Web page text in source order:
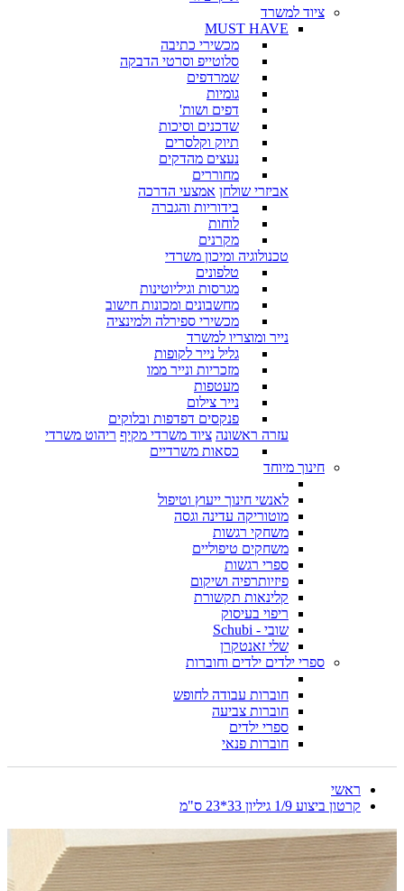
ציוד למשרד
MUST HAVE
מכשירי כתיבה
סלוטייפ וסרטי הדבקה
שמרדפים
גומיות
דפים ושות'
שדכנים וסיכות
תיוק וקלסרים
נעצים מהדקים
מחוררים
אביזרי שולחן אמצעי הדרכה
בידוריות והגברה
לוחות
מקרנים
טכנולוגיה ומיכון משרדי
טלפונים
מגרסות וגיליוטינות
מחשבונים ומכונות חישוב
מכשירי ספירלה ולמינציה
נייר ומוצריו למשרד
גליל נייר לקופות
מזכריות ונייר ממו
מעטפות
נייר צילום
פנקסים דפדפות ובלוקים
עזרה ראשונה ציוד משרדי מקיף ריהוט משרדי
כסאות משרדיים
חינוך מיוחד
לאנשי חינוך ייעוץ וטיפול
מוטוריקה עדינה וגסה
משחקי רגשות
משחקים טיפוליים
ספרי רגשות
פיזיותרפיה ושיקום
קלינאות תקשורת
ריפוי בעיסוק
שובי - Schubi
שלי זאנטקרן
ספרי ילדים ילדים וחוברות
חוברות עבודה לחופש
חוברות צביעה
ספרי ילדים
חוברות פנאי
ראשי
קרטון ביצוע 1/9 גיליון 33*23 ס"מ